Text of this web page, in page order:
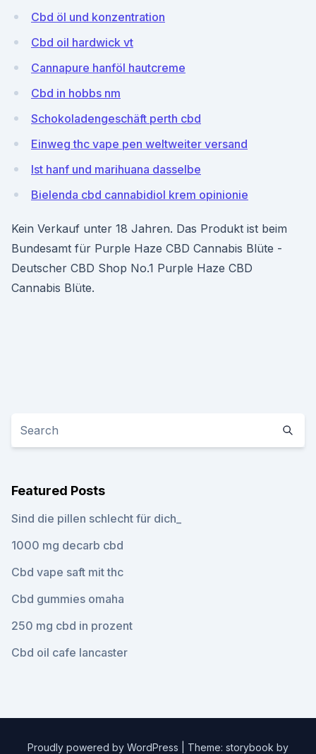
Cbd öl und konzentration
Cbd oil hardwick vt
Cannapure hanföl hautcreme
Cbd in hobbs nm
Schokoladengeschäft perth cbd
Einweg thc vape pen weltweiter versand
Ist hanf und marihuana dasselbe
Bielenda cbd cannabidiol krem ​​opinionie
Kein Verkauf unter 18 Jahren. Das Produkt ist beim
Bundesamt für Purple Haze CBD Cannabis Blüte -
Deutscher CBD Shop No.1 Purple Haze CBD
Cannabis Blüte.
Featured Posts
Sind die pillen schlecht für dich_
1000 mg decarb cbd
Cbd vape saft mit thc
Cbd gummies omaha
250 mg cbd in prozent
Cbd oil cafe lancaster
Proudly powered by WordPress Theme: storybook by